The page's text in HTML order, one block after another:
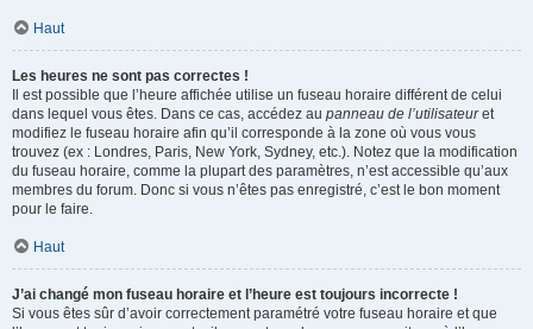
Haut
Les heures ne sont pas correctes !
Il est possible que l’heure affichée utilise un fuseau horaire différent de celui
dans lequel vous êtes. Dans ce cas, accédez au panneau de l’utilisateuret
modifiez le fuseau horaire afin qu’il corresponde à la zone où vous vous
trouvez (ex : Londres, Paris, New York, Sydney, etc.). Notez que la modification
du fuseau horaire, comme la plupart des paramètres, n’est accessible qu’aux
membres du forum. Donc si vous n’êtes pas enregistré, c’est le bon moment
pour le faire.
Haut
J’ai changé mon fuseau horaire et l’heure est toujours incorrecte !
Si vous êtes sûr d’avoir correctement paramétré votre fuseau horaire et que